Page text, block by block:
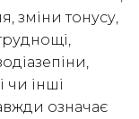
зміни тонусу,
чи інші
означає